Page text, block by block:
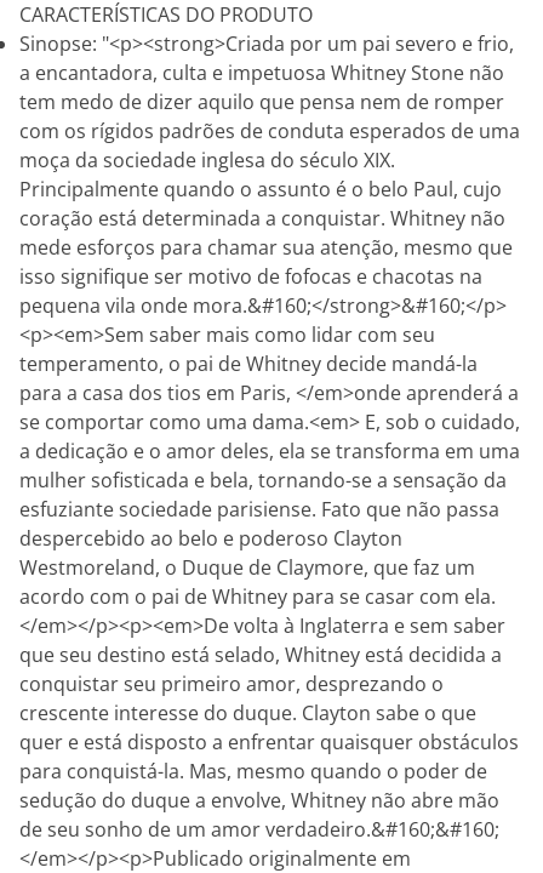
CARACTERÍSTICAS DO PRODUTO
Sinopse: "<p><strong>Criada por um pai severo e frio,
a encantadora, culta e impetuosa Whitney Stone não
tem medo de dizer aquilo que pensa nem de romper
com os rígidos padrões de conduta esperados de uma
moça da sociedade inglesa do século XIX.
Principalmente quando o assunto é o belo Paul, cujo
coração está determinada a conquistar. Whitney não
mede esforços para chamar sua atenção, mesmo que
isso signifique ser motivo de fofocas e chacotas na
pequena vila onde mora.&#160;</strong>&#160;</p>
<p><em>Sem saber mais como lidar com seu
temperamento, o pai de Whitney decide mandá-la
para a casa dos tios em Paris, </em>onde aprenderá a
se comportar como uma dama.<em> E, sob o cuidado,
a dedicação e o amor deles, ela se transforma em uma
mulher sofisticada e bela, tornando-se a sensação da
esfuziante sociedade parisiense. Fato que não passa
despercebido ao belo e poderoso Clayton
Westmoreland, o Duque de Claymore, que faz um
acordo com o pai de Whitney para se casar com ela.
</em></p><p><em>De volta à Inglaterra e sem saber
que seu destino está selado, Whitney está decidida a
conquistar seu primeiro amor, desprezando o
crescente interesse do duque. Clayton sabe o que
quer e está disposto a enfrentar quaisquer obstáculos
para conquistá-la. Mas, mesmo quando o poder de
sedução do duque a envolve, Whitney não abre mão
de seu sonho de um amor verdadeiro.&#160;&#160;
</em></p><p>Publicado originalmente em